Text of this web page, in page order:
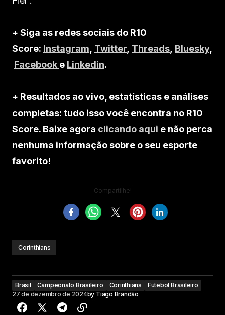
+ Siga as redes sociais do R10
Score: Instagram Twitter Threads Bluesky,
Facebook e Linkedin.
+ Resultados ao vivo, estatísticas e análises
completas: tudo isso você encontra no R10
Score. Baixe agora clicando aqui e não perca
nenhuma informação sobre o seu esporte
favorito!
Compartilhe!
Corinthians
Brasil Campeonato Brasileiro Corinthians
Futebol Brasileiro
27 de dezembro de 2024by Tiago Brandão